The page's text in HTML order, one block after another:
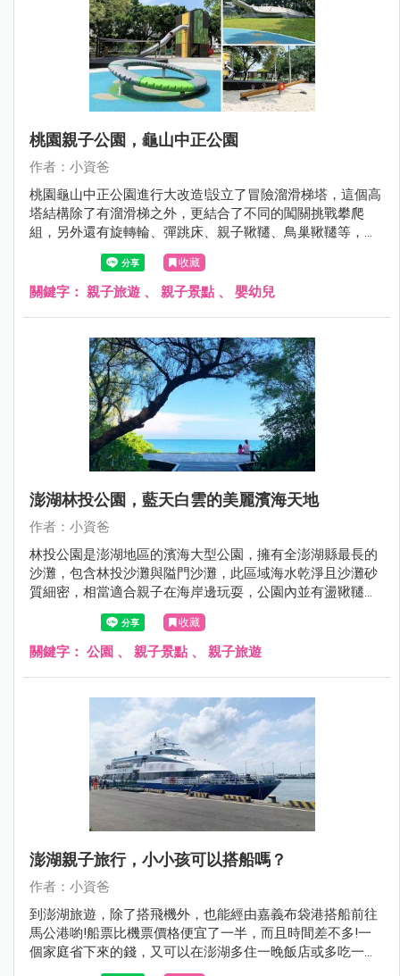
桃園親子公園，龜山中正公園
作者：小資爸
桃園龜山中正公園進行大改造!設立了冒險溜滑梯塔，這個高
塔結構除了有溜滑梯之外，更結合了不同的闖關挑戰攀爬
組，另外還有旋轉輪、彈跳床、親子鞦韆、鳥巢鞦韆等，遊
具一旁的沙坑也有沙桌水道的設立，變得跟以前完全不一樣
了!現在就跟著小資爸一起來看看改造後的龜山中正公園吧！
收藏
關鍵字： 親子旅遊 、 親子景點 、 嬰幼兒
澎湖林投公園，藍天白雲的美麗濱海天地
作者：小資爸
林投公園是澎湖地區的濱海大型公園，擁有全澎湖縣最長的
沙灘，包含林投沙灘與隘門沙灘，此區域海水乾淨且沙灘砂
質細密，相當適合親子在海岸邊玩耍，公園內並有盪鞦韆與
磨石子溜滑梯等遊具，絕對是到澎湖旅遊必須要排入的親子
景點，現在就跟著小資爸一起來看看澎湖縣林投公園吧!
收藏
關鍵字： 公園 、 親子景點 、 親子旅遊
澎湖親子旅行，小小孩可以搭船嗎？
作者：小資爸
到澎湖旅遊，除了搭飛機外，也能經由嘉義布袋港搭船前往
馬公港喲!船票比機票價格便宜了一半，而且時間差不多!一
個家庭省下來的錢，又可以在澎湖多住一晚飯店或多吃一餐
海鮮!這次小資爸分別搭乘凱旋三號及太吉之星往返嘉義與澎